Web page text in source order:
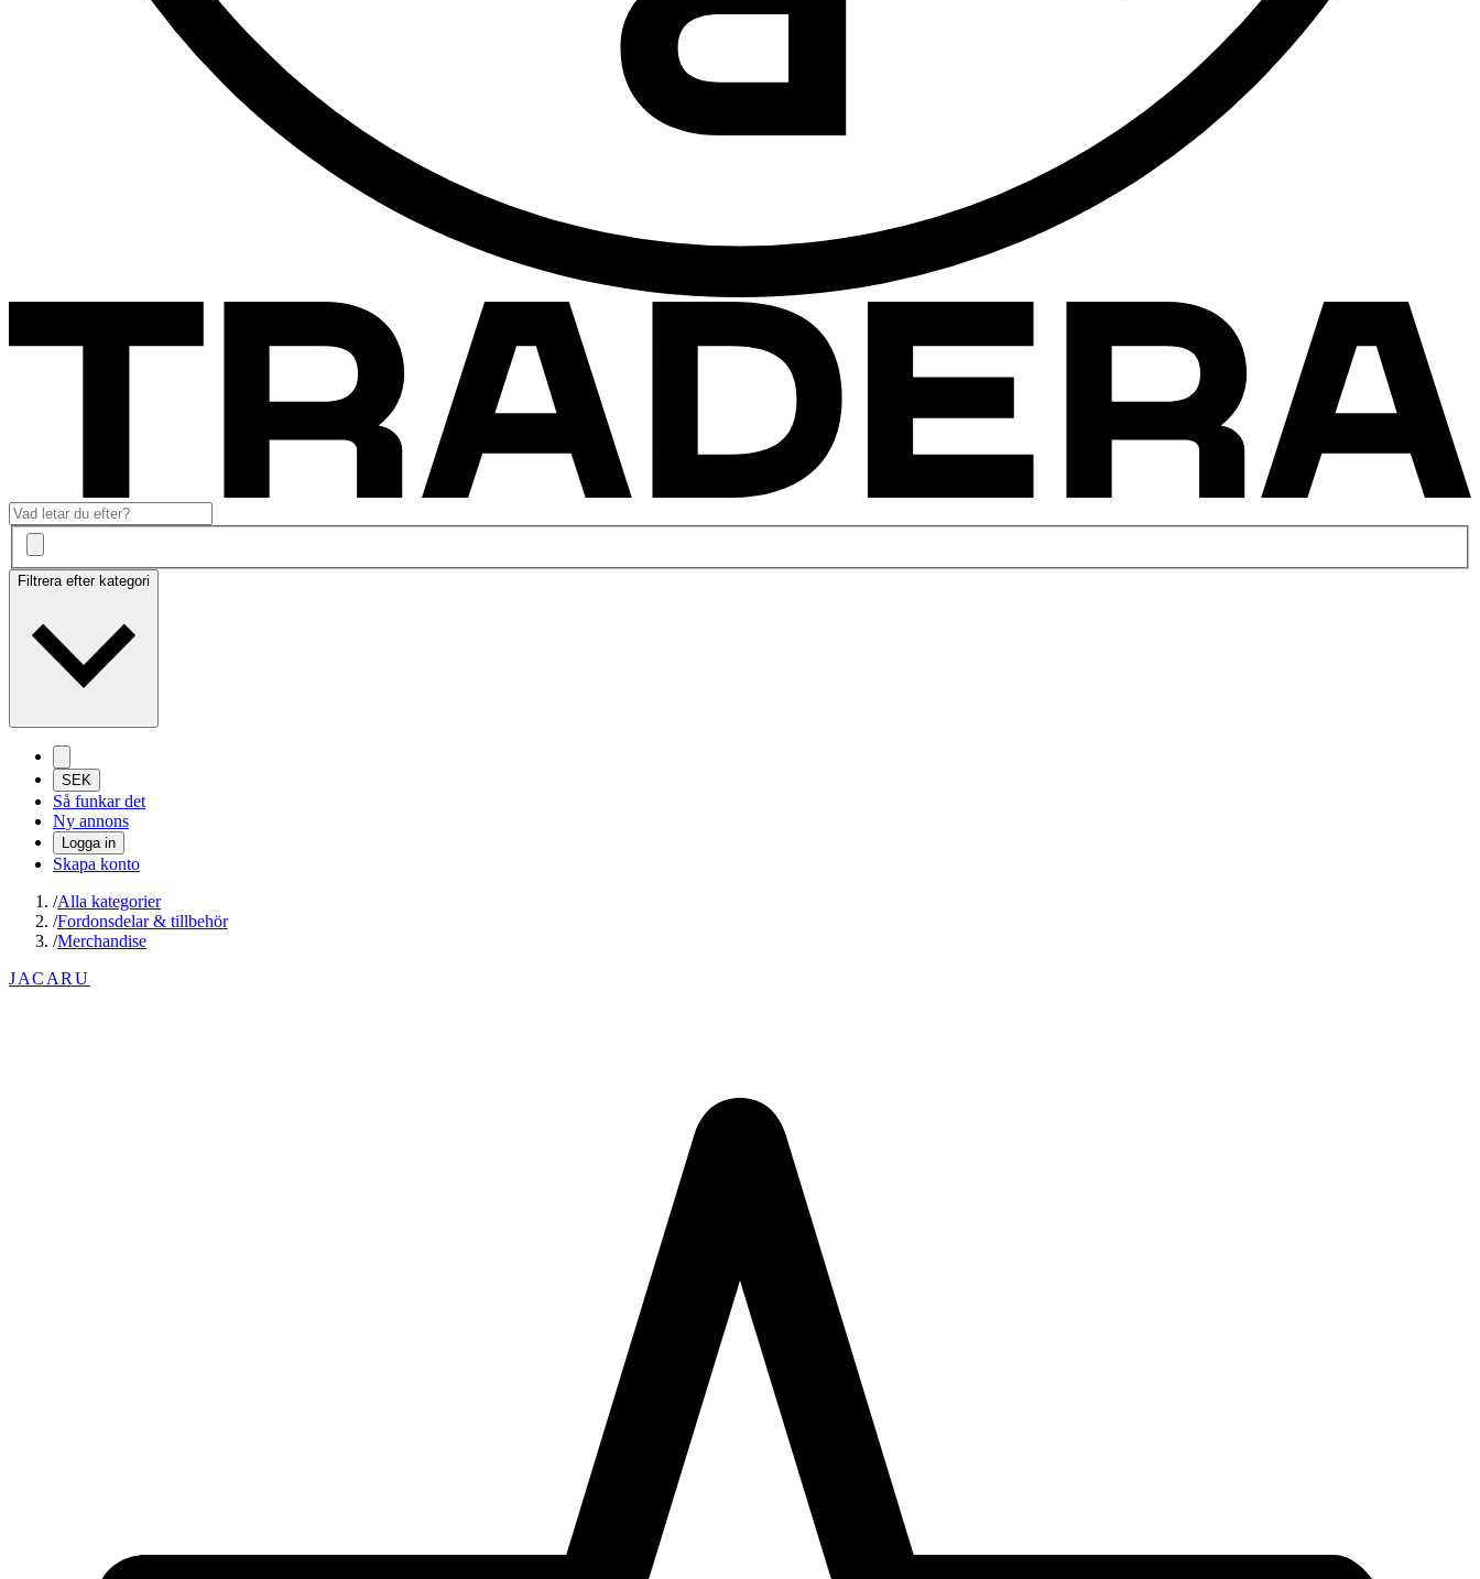
Filtrera efter kategori
SEK
Så funkar det
Ny annons
Logga in
Skapa konto
/Alla kategorier
/Fordonsdelar & tillbehör
/Merchandise
JACARU